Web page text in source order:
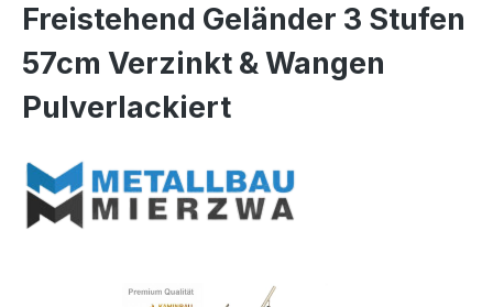
Freistehend Geländer 3 Stufen
57cm Verzinkt & Wangen
Pulverlackiert
Bildergalerie überspringen